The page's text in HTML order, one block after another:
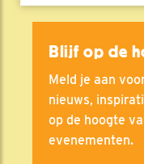
Blijf op de
Meld je aan
nieuws,
op de hoogte
evenementen.